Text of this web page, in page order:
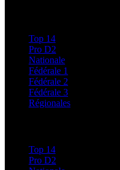
Top 14
Pro D2
Nationale
Fédérale 1
Fédérale 2
Fédérale 3
Régionales
Top 14
Pro D2